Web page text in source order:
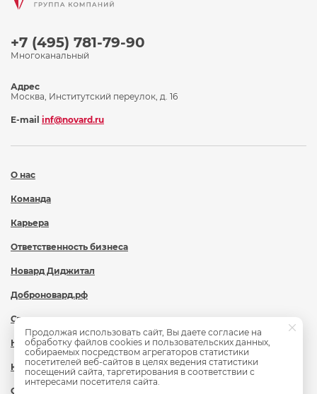
+7 (495) 781-79-90
Многоканальный
О нас
Команда
Карьера
Ответственность бизнеса
Новард Диджитал
Доброновард.рф
Статьи
Новости
Контакты
Охрана труда
Адрес
Москва, Институтский переулок, д. 16
E-mail inf@novard.ru
Продолжая использовать сайт, Вы даете согласие на
обработку файлов cookies и пользовательских данных,
собираемых посредством агрегаторов статистики
посетителей веб-сайтов в целях ведения статистики
посещений сайта, таргетирования в соответствии с
интересами посетителя сайта.